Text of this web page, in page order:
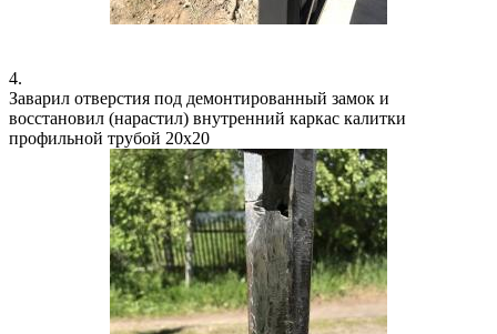
4.
Заварил отверстия под демонтированный замок и
восстановил (нарастил) внутренний каркас калитки
профильной трубой 20х20